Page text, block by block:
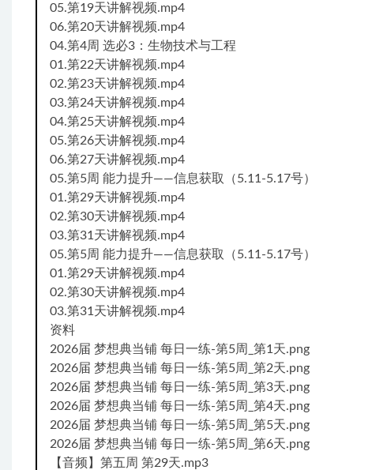
05.第19天讲解视频.mp4
06.第20天讲解视频.mp4
04.第4周 选必3：生物技术与工程
01.第22天讲解视频.mp4
02.第23天讲解视频.mp4
03.第24天讲解视频.mp4
04.第25天讲解视频.mp4
05.第26天讲解视频.mp4
06.第27天讲解视频.mp4
05.第5周 能力提升——信息获取（5.11-5.17号）
01.第29天讲解视频.mp4
02.第30天讲解视频.mp4
03.第31天讲解视频.mp4
05.第5周 能力提升——信息获取（5.11-5.17号）
01.第29天讲解视频.mp4
02.第30天讲解视频.mp4
03.第31天讲解视频.mp4
资料
2026届 梦想典当铺 每日一练-第5周_第1天.png
2026届 梦想典当铺 每日一练-第5周_第2天.png
2026届 梦想典当铺 每日一练-第5周_第3天.png
2026届 梦想典当铺 每日一练-第5周_第4天.png
2026届 梦想典当铺 每日一练-第5周_第5天.png
2026届 梦想典当铺 每日一练-第5周_第6天.png
【音频】第五周 第29天.mp3